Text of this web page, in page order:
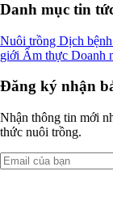
Danh mục tin
Nuôi trồng Dịch bệnh
giới Ẩm thực Doanh
Đăng ký nhận
Nhận thông tin mới
thức nuôi trồng.